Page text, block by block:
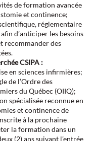
de formation avancée
et continence;
réglementaire
d’anticiper les besoins
recommander des
CSIPA :
en sciences infirmières;
de l’Ordre des
du Québec (OIIQ);
spécialisée reconnue en
et continence de
à la prochaine
la formation dans un
(2) ans suivant l’entrée